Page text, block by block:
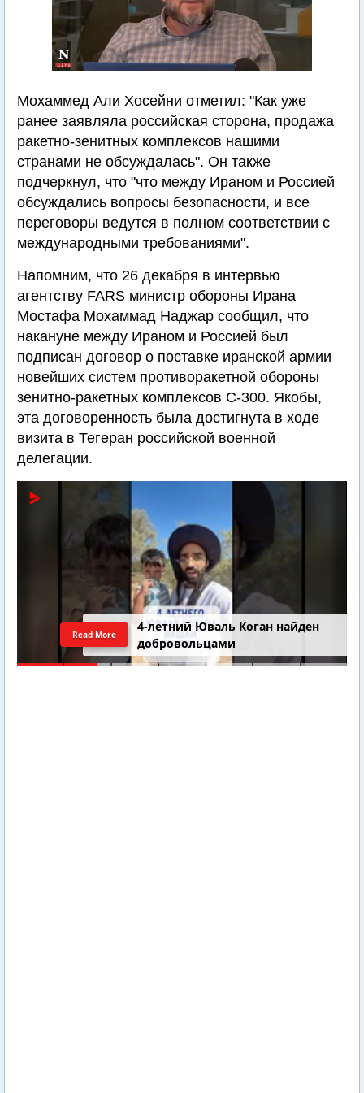
Мохаммед Али Хосейни отметил: "Как уже
ранее заявляла российская сторона, продажа
ракетно-зенитных комплексов нашими
странами не обсуждалась". Он также
подчеркнул, что "что между Ираном и Россией
обсуждались вопросы безопасности, и все
переговоры ведутся в полном соответствии с
международными требованиями".
Напомним, что 26 декабря в интервью
агентству FARS министр обороны Ирана
Мостафа Мохаммад Наджар сообщил, что
накануне между Ираном и Россией был
подписан договор о поставке иранской армии
новейших систем противоракетной обороны
зенитно-ракетных комплексов C-300. Якобы,
эта договоренность была достигнута в ходе
визита в Тегеран российской военной
делегации.
4-летний Юваль Коган найден
добровольцами
Read More